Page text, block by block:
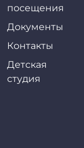
посещения
Документы
Контакты
Детская
студия